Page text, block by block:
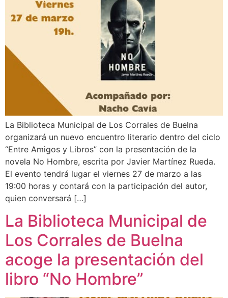
La Biblioteca Municipal de Los Corrales de Buelna
organizará un nuevo encuentro literario dentro del ciclo
“Entre Amigos y Libros” con la presentación de la
novela No Hombre, escrita por Javier Martínez Rueda.
El evento tendrá lugar el viernes 27 de marzo a las
19:00 horas y contará con la participación del autor,
quien conversará […]
La Biblioteca Municipal de
Los Corrales de Buelna
acoge la presentación del
libro “No Hombre”